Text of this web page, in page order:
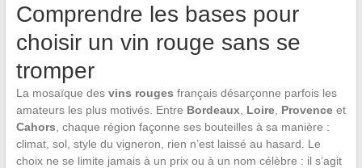
Comprendre les bases pour
choisir un vin rouge sans se
tromper
La mosaïque des vins rouges français désarçonne parfois les
amateurs les plus motivés. Entre Bordeaux, Loire, Provenceet
Cahors , chaque région façonne ses bouteilles à sa manière :
climat, sol, style du vigneron, rien n’est laissé au hasard. Le
choix ne se limite jamais à un prix ou à un nom célèbre : il s’agit